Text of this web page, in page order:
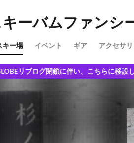
キーバムファンシ
キー場 イベント ギア アクセサリ
伴い、こちらに移設しました。試乗記の